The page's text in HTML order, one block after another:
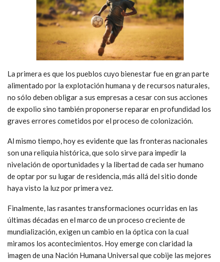
La primera es que los pueblos cuyo bienestar fue en gran parte
alimentado por la explotación humana y de recursos naturales,
no sólo deben obligar a sus empresas a cesar con sus acciones
de expolio sino también proponerse reparar en profundidad los
graves errores cometidos por el proceso de colonización.
Al mismo tiempo, hoy es evidente que las fronteras nacionales
son una reliquia histórica, que solo sirve para impedir la
nivelación de oportunidades y la libertad de cada ser humano
de optar por su lugar de residencia, más allá del sitio donde
haya visto la luz por primera vez.
Finalmente, las rasantes transformaciones ocurridas en las
últimas décadas en el marco de un proceso creciente de
mundialización, exigen un cambio en la óptica con la cual
miramos los acontecimientos. Hoy emerge con claridad la
imagen de una Nación Humana Universal que cobije las mejores